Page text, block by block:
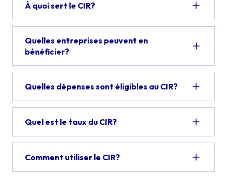
À quoi sert le CIR?
Quelles entreprises peuvent en
bénéficier?
Quelles dépenses sont éligibles au CIR?
Quel est le taux du CIR?
Comment utiliser le CIR?